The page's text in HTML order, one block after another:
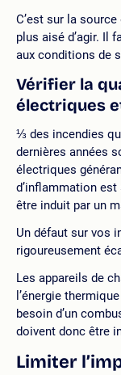
C’est sur la
plus aisé d’agir. Il
aux conditions de
Vérifier la
électriques
⅓ des incendies
dernières années
électriques
d’inflammation
être induit par un
Un défaut sur vos
rigoureusement
Les appareils de
l’énergie
besoin d’un
doivent donc être
Limiter